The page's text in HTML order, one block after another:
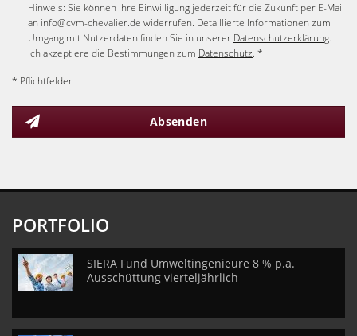
Hinweis: Sie können Ihre Einwilligung jederzeit für die Zukunft per E-Mail
an info@cvm-chevalier.de widerrufen. Detaillierte Informationen zum
Umgang mit Nutzerdaten finden Sie in unserer Datenschutzerklärung.
Ich akzeptiere die Bestimmungen zum Datenschutz. *
* Pflichtfelder
Absenden
PORTFOLIO
SIERA Fund Umweltingenieure 8 % p.a.
Ausschüttung vierteljährlich